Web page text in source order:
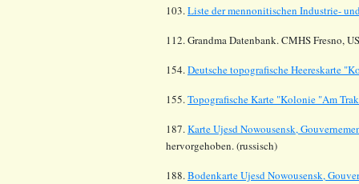
103.Liste der mennonitischen Industrie-
112.Grandma Datenbank. CMHS Fresno,
154.Deutsche topografische Heereskarte
155.Topografische Karte "Kolonie "Am
187.Karte Ujesd Nowousensk,
hervorgehoben. (russisch)
188.Bodenkarte Ujesd Nowousensk,